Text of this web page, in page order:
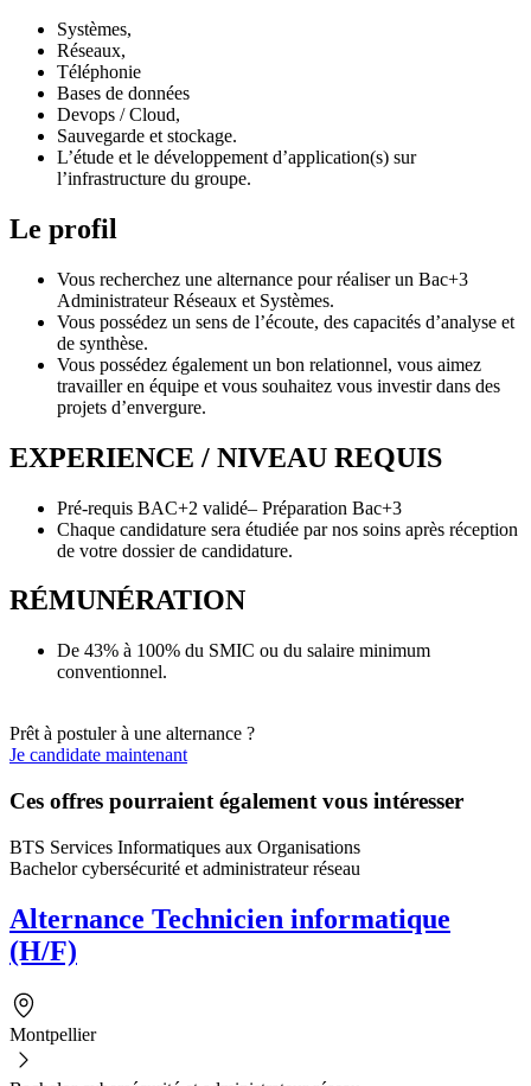
Systèmes,
Réseaux,
Téléphonie
Bases de données
Devops / Cloud,
Sauvegarde et stockage.
L’étude et le développement d’application(s) sur
l’infrastructure du groupe.
Le profil
Vous recherchez une alternance pour réaliser un Bac+3
Administrateur Réseaux et Systèmes.
Vous possédez un sens de l’écoute, des capacités d’analyse et
de synthèse.
Vous possédez également un bon relationnel, vous aimez
travailler en équipe et vous souhaitez vous investir dans des
projets d’envergure.
EXPERIENCE / NIVEAU REQUIS
Pré-requis BAC+2 validé– Préparation Bac+3
Chaque candidature sera étudiée par nos soins après réception
de votre dossier de candidature.
RÉMUNÉRATION
De 43% à 100% du SMIC ou du salaire minimum
conventionnel.
Prêt à postuler à une alternance ?
Je candidate maintenant
Ces offres pourraient également vous intéresser
BTS Services Informatiques aux Organisations
Bachelor cybersécurité et administrateur réseau
Alternance Technicien informatique
(H/F)
Montpellier